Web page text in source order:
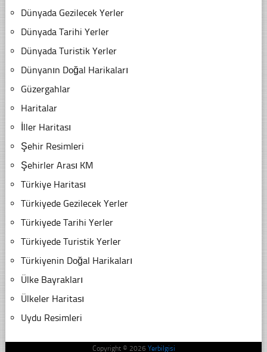
Dünyada Gezilecek Yerler
Dünyada Tarihi Yerler
Dünyada Turistik Yerler
Dünyanın Doğal Harikaları
Güzergahlar
Haritalar
İller Haritası
Şehir Resimleri
Şehirler Arası KM
Türkiye Haritası
Türkiyede Gezilecek Yerler
Türkiyede Tarihi Yerler
Türkiyede Turistik Yerler
Türkiyenin Doğal Harikaları
Ülke Bayrakları
Ülkeler Haritası
Uydu Resimleri
Copyright © 2026 Yerbilgisi